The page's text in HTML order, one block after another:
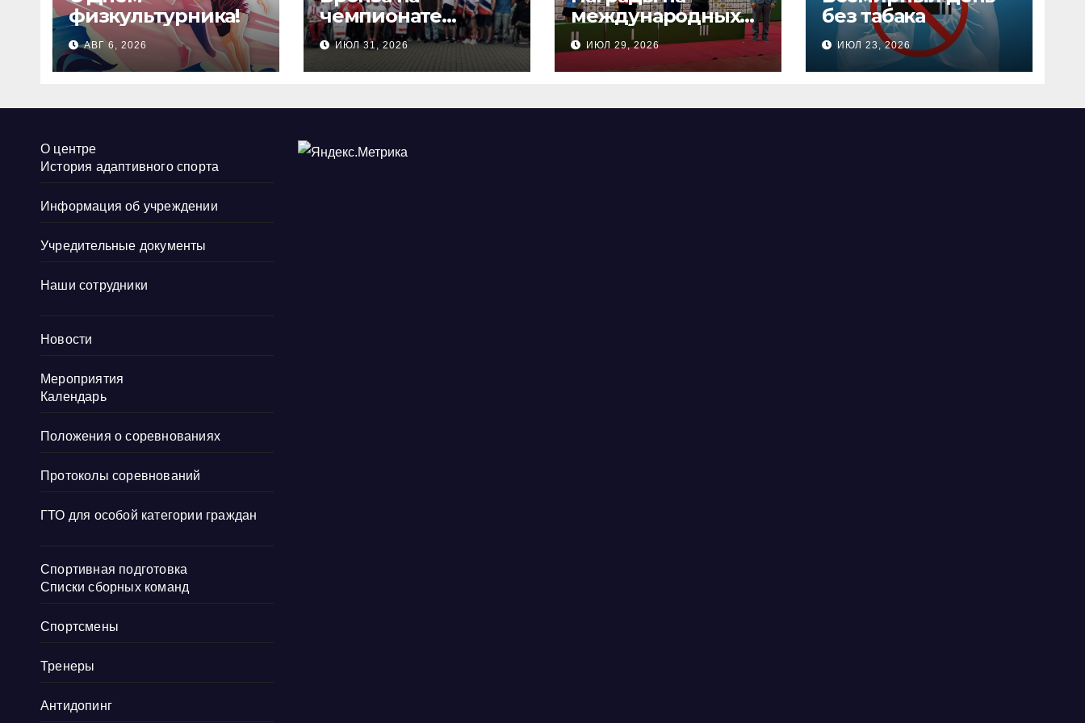
физкультурника!
АВГ 6, 2026
чемпионате
России по
стендовой
стрельбе
ИЮЛ 31, 2026
международных
соревнованиях
настольного
тенниса ПОДА
ИЮЛ 29, 2026
без табака
ИЮЛ 23, 2026
О центре
История адаптивного спорта
Информация об учреждении
Учредительные документы
Наши сотрудники
Новости
Мероприятия
Календарь
Положения о соревнованиях
Протоколы соревнований
ГТО для особой категории граждан
Спортивная подготовка
Списки сборных команд
Спортсмены
Тренеры
Антидопинг